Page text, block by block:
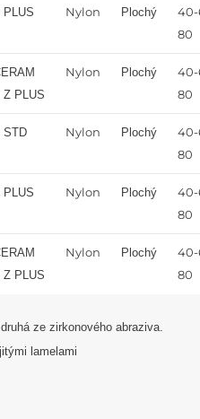
PLUS Nylon Plochý
80
Z PLUS
Nylon Plochý
80
STD Nylon Plochý
80
PLUS Nylon Plochý
80
Z PLUS
Nylon Plochý
80
ze zirkonového abraziva.
lamelami